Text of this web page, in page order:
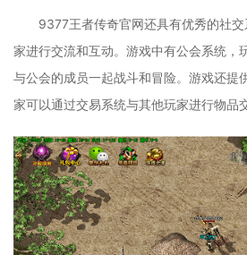
9377王者传奇官网还具有优秀的社
家进行交流和互动。游戏中有公会系统，
与公会的成员一起战斗和冒险。游戏还提
家可以通过交易系统与其他玩家进行物品